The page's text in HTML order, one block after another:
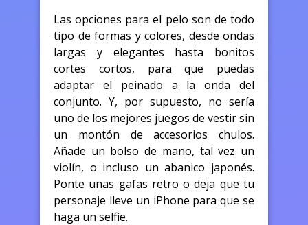
Las opciones para el pelo son de todo
tipo de formas y colores, desde ondas
largas y elegantes hasta bonitos
cortes cortos, para que puedas
adaptar el peinado a la onda del
conjunto. Y, por supuesto, no sería
uno de los mejores juegos de vestir sin
un montón de accesorios chulos.
Añade un bolso de mano, tal vez un
violín, o incluso un abanico japonés.
Ponte unas gafas retro o deja que tu
personaje lleve un iPhone para que se
haga un selfie.